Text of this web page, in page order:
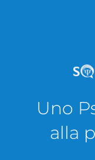
Uno
alla